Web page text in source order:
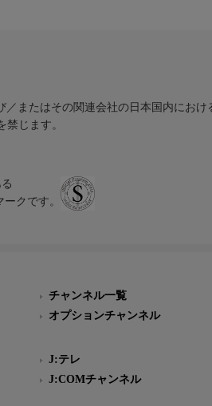
またはその関連会社の日本国内におけ
じます。
クです。
チャンネル一覧
オプションチャンネル
J:テレ
J:COMチャンネル